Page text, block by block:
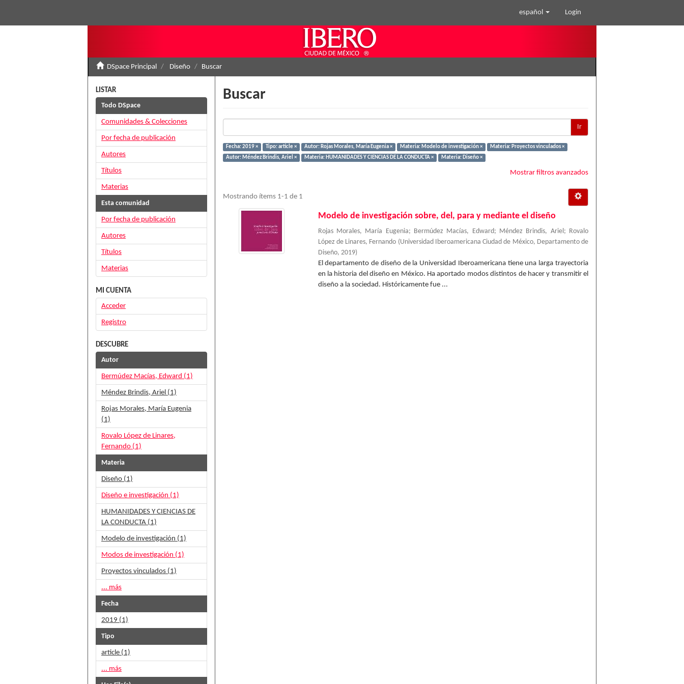
español Login
DSpace Principal Diseño Buscar
Buscar
Ir
Fecha: 2019 × Tipo: article × Autor: Rojas Morales, María Eugenia × Materia: Modelo de investigación ×
Materia: Proyectos vinculados ×
Autor: Méndez Brindis, Ariel ×
Materia: HUMANIDADES Y CIENCIAS DE LA CONDUCTA × Materia: Diseño ×
Mostrar filtros avanzados
Mostrando ítems 1-1 de 1
Modelo de investigación sobre, del, para y mediante el diseño
Rojas Morales, María Eugenia; Bermúdez Macías, Edward; Méndez Brindis, Ariel ;
Rovalo
López de Linares, Fernando (Universidad Iberoamericana Ciudad de México, Departamento de
Diseño, 2019)
El departamento de diseño de la Universidad Iberoamericana tiene una larga trayectoria
en la historia del diseño en México. Ha aportado modos distintos de hacer y transmitir el
diseño a la sociedad. Históricamente fue ...
LISTAR
Todo DSpace
Comunidades & Colecciones
Por fecha de publicación
Autores
Títulos
Materias
Esta comunidad
Por fecha de publicación
Autores
Títulos
Materias
MI CUENTA
Acceder
Registro
DESCUBRE
Autor
Bermúdez Macías, Edward (1)
Méndez Brindis, Ariel (1)
Rojas Morales, María Eugenia
(1)
Rovalo López de Linares,
Fernando (1)
Materia
Diseño (1)
Diseño e investigación (1)
HUMANIDADES Y CIENCIAS DE
LA CONDUCTA (1)
Modelo de investigación (1)
Modos de investigación (1)
Proyectos vinculados (1)
... más
Fecha
2019 (1)
Tipo
article (1)
... más